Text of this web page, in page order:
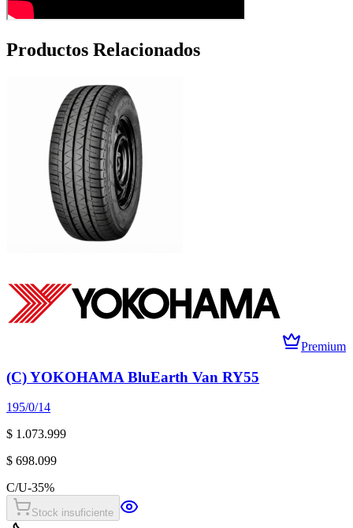
Productos Relacionados
Premium
(C) YOKOHAMA BluEarth Van RY55
195/0/14
$ 1.073.999
$ 698.099
C/U-35%
Stock insuficiente